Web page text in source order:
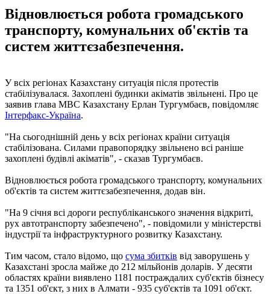
Відновлюється робота громадського
транспорту, комунальних об'єктів та
систем життєзабезпечення.
У всіх регіонах Казахстану ситуація після протестів
стабілізувалася. Захоплені будинки акіматів звільнені. Про це
заявив глава МВС Казахстану Ерлан Тургумбаєв, повідомляє
Інтерфакс-Україна.
"На сьогоднішній день у всіх регіонах країни ситуація
стабілізована. Силами правопорядку звільнено всі раніше
захоплені будівлі акіматів", - сказав Тургумбаєв.
Відновлюється робота громадського транспорту, комунальних
об'єктів та систем життєзабезпечення, додав він.
"На 9 січня всі дороги республіканського значення відкриті,
рух автотранспорту забезпечено", - повідомили у міністерстві
індустрії та інфраструктурного розвитку Казахстану.
Тим часом, стало відомо, що сума збитків від заворушень у
Казахстані зросла майже до 212 мільйонів доларів. У десяти
областях країни виявлено 1181 постраждалих суб'єктів бізнесу
та 1351 об'єкт, з них в Алмати - 935 суб'єктів та 1091 об'єкт.